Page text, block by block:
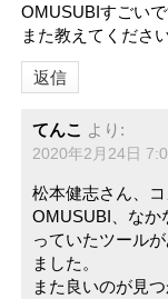
OMUSUBIすごいで
また教えてください
返信
てんこ より:
2020年2月24日
松本健志さん、
OMUSUBI、なか
っていたツール
ました。
また良いのが見